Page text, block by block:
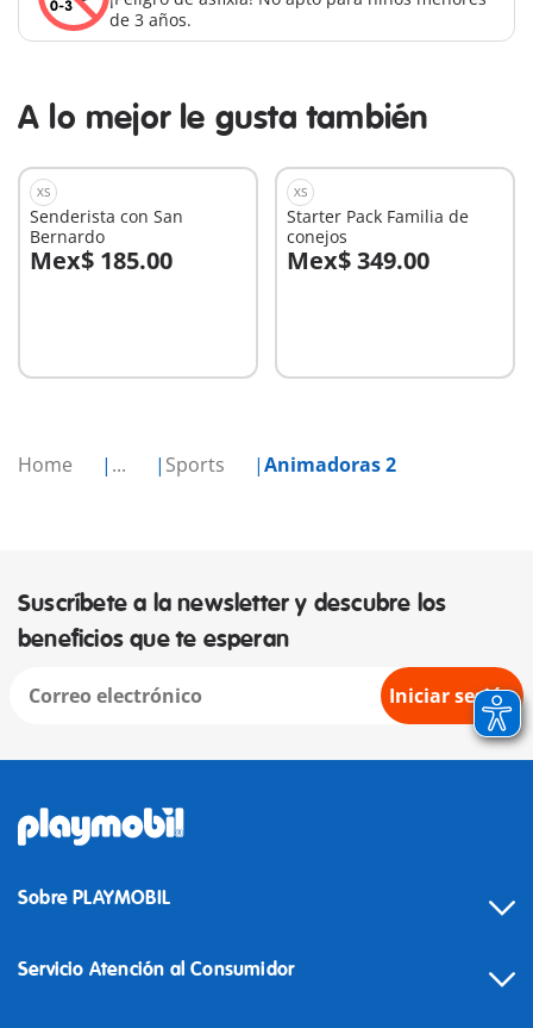
Home ... Sports Animadoras 2
de 3 años.
A lo mejor le gusta también
XS
Senderista con San
Bernardo
Mex$ 185.00
A la cesta
XS
Starter Pack Familia de
conejos
Mex$ 349.00
A la cesta
Suscríbete a la newsletter y descubre los
beneficios que te esperan
Iniciar sesión
Sobre PLAYMOBIL
Servicio Atención al Consumidor